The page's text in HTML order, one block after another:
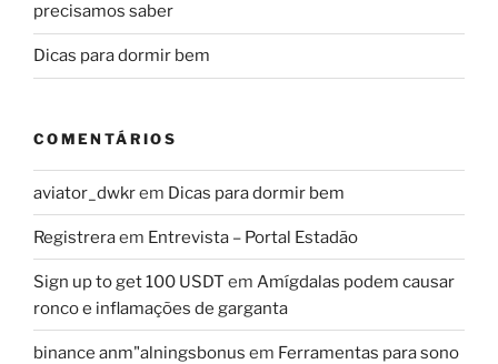
precisamos saber
Dicas para dormir bem
COMENTÁRIOS
aviator_dwkrem Dicas para dormir bem
Registreraem Entrevista – Portal Estadão
Sign up to get 100 USDT em Amígdalas podem causar
ronco e inflamações de garganta
binance anm"alningsbonus em Ferramentas para sono